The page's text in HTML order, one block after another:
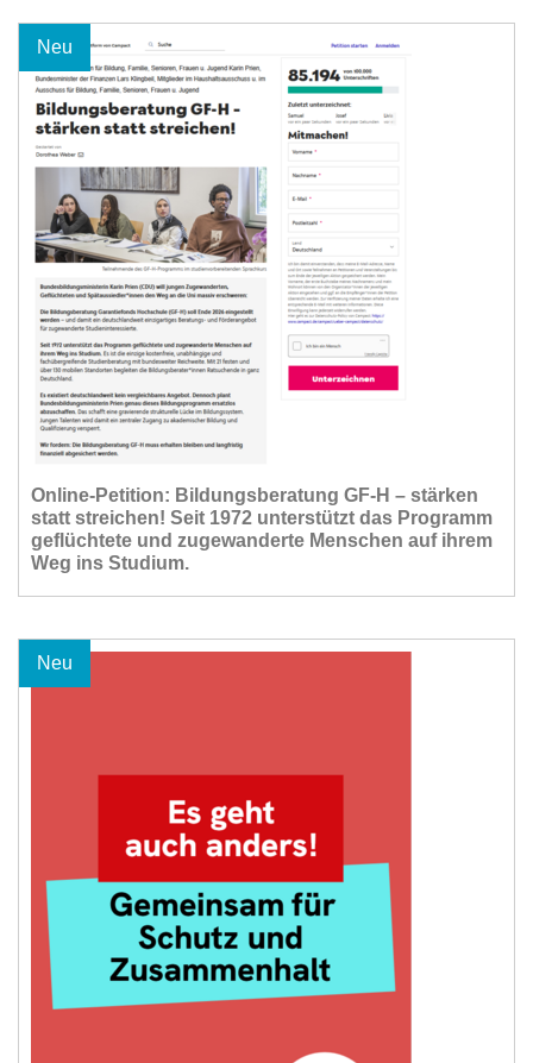
Neu
Online-Petition: Bildungsberatung GF-H – stärken
statt streichen! Seit 1972 unterstützt das Programm
geflüchtete und zugewanderte Menschen auf ihrem
Weg ins Studium.
Neu